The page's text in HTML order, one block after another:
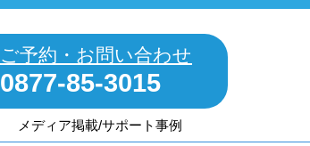
ご予約・お問い合わせ
0877-85-3015
メディア掲載/サポート事例